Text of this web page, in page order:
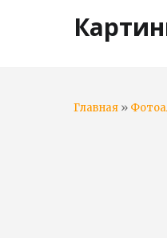
Главная »